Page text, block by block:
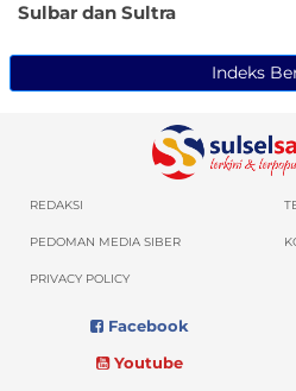
Sulbar dan Sultra
Indeks
REDAKSI
PEDOMAN MEDIA SIBER
PRIVACY POLICY
Facebook
Youtube